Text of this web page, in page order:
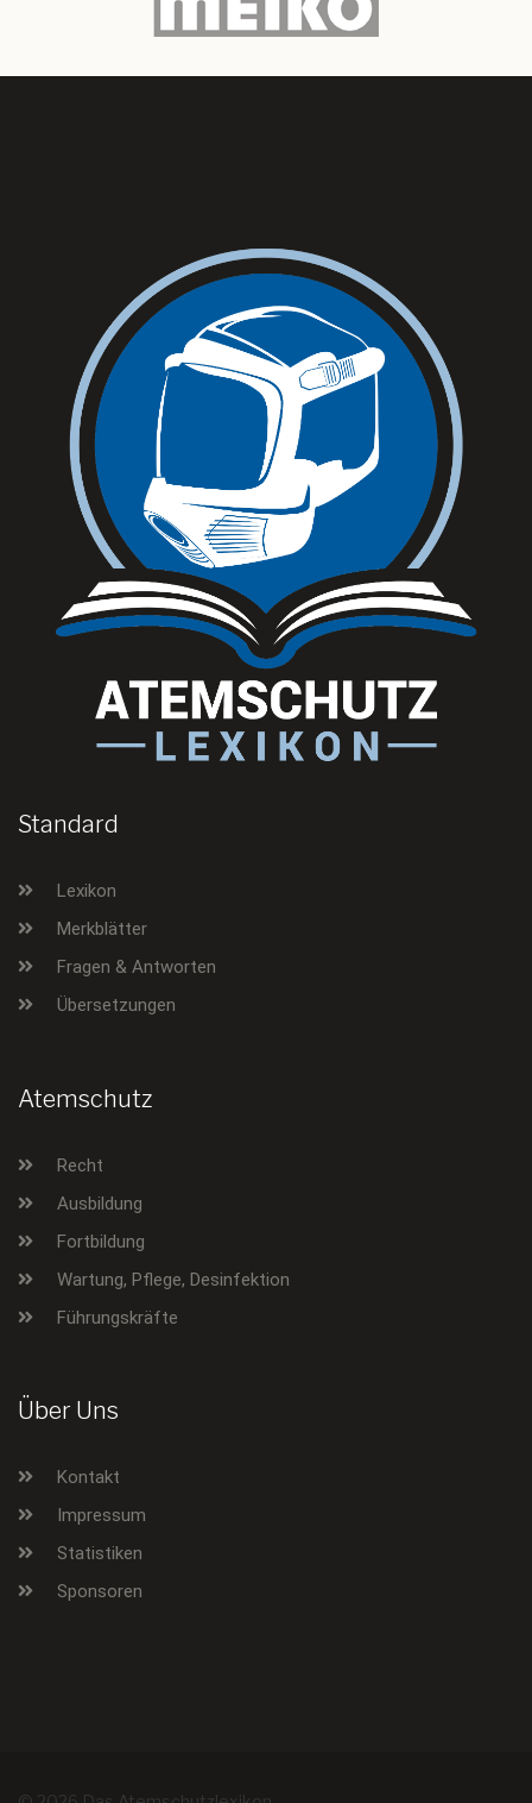
Standard
Lexikon
Merkblätter
Fragen & Antworten
Übersetzungen
Atemschutz
Recht
Ausbildung
Fortbildung
Wartung, Pflege, Desinfektion
Führungskräfte
Über Uns
Kontakt
Impressum
Statistiken
Sponsoren